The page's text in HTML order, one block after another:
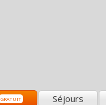
GRATUIT Séjours